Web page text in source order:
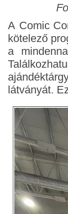
A Comic
kötelező
a
látványát.